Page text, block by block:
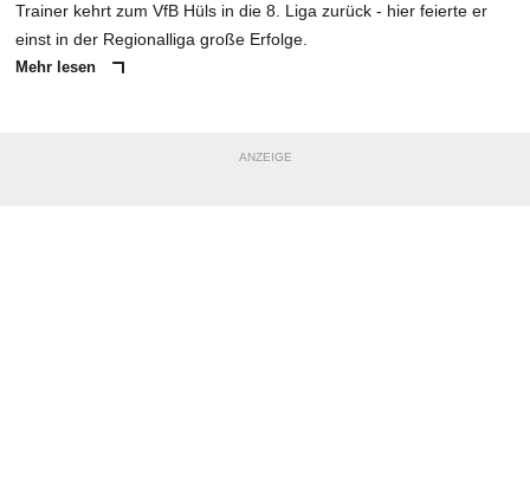
Trainer kehrt zum VfB Hüls in die 8. Liga zurück - hier feierte er
einst in der Regionalliga große Erfolge.
Mehr lesen
ANZEIGE